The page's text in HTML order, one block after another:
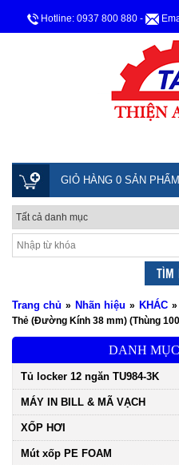
Hotline: 0937 800 880 -
GIỎ HÀNG 0 SẢN PHẨM
Trang chủ » Nhãn hiệu » KHÁC »
Thẻ (Đường Kính 38 mm) (Thùng
DANH
Tủ locker 12 ngăn TU984-3K
MÁY IN BILL & MÃ VẠCH
XỐP HƠI
Mút xốp PE FOAM